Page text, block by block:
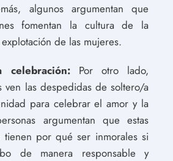
algunos argumentan que
fomentan la cultura de la
de las mujeres.
Por otro lado,
ven las despedidas de soltero/a
para celebrar el amor y la
argumentan que estas
tienen por qué ser inmorales si
de manera responsable y